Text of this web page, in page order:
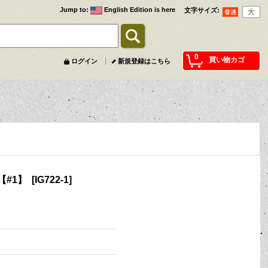
文字サイズ:
Jump to: English Edition is here
0 買い物カゴ
ログイン 新規登録はこちら
#1】 [IG722-1]